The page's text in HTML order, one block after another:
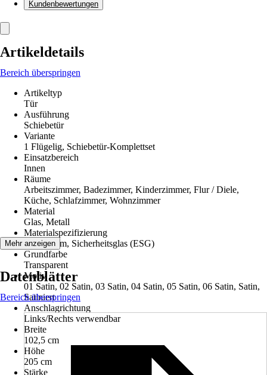
Kundenbewertungen
Artikeldetails
Bereich überspringen
Artikeltyp
Tür
Ausführung
Schiebetür
Variante
1 Flügelig, Schiebetür-Komplettset
Einsatzbereich
Innen
Räume
Arbeitszimmer, Badezimmer, Kinderzimmer, Flur / Diele,
Küche, Schlafzimmer, Wohnzimmer
Material
Glas, Metall
Materialspezifizierung
Aluminium, Sicherheitsglas (ESG)
Grundfarbe
Transparent
Motiv
01 Satin, 02 Satin, 03 Satin, 04 Satin, 05 Satin, 06 Satin, Satin,
Satiniert
Anschlagrichtung
Links/Rechts verwendbar
Breite
102,5 cm
Höhe
205 cm
Stärke
Mehr anzeigen
Datenblätter
Bereich überspringen